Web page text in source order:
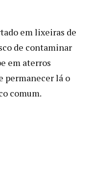
em lixeiras de
de contaminar
em aterros
permanecer lá o
comum.